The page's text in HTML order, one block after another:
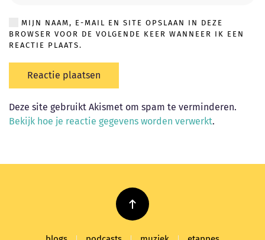
MIJN NAAM, E-MAIL EN SITE OPSLAAN IN DEZE
BROWSER VOOR DE VOLGENDE KEER WANNEER IK EEN
REACTIE PLAATS.
Reactie plaatsen
Deze site gebruikt Akismet om spam te verminderen.
Bekijk hoe je reactie gegevens worden verwerkt.